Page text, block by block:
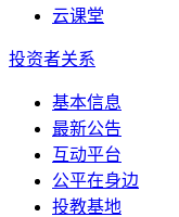
云课堂
投资者关系
基本信息
最新公告
互动平台
公平在身边
投教基地